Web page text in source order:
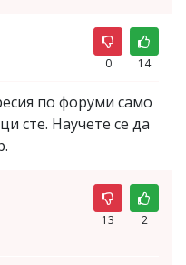
0 14
по форуми само
сте. Научете се да
13 2